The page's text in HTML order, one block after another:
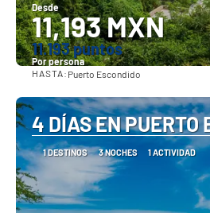
Desde
11,193 MXN
11.193 puntos
Por persona
HASTA: Puerto Escondido
4 DÍAS EN PUERTO
1 DESTINOS 3 NOCHES 1 ACTIVIDAD